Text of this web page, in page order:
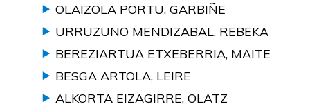
OLAIZOLA PORTU, GARBIÑE
URRUZUNO MENDIZABAL, REBEKA
BEREZIARTUA ETXEBERRIA, MAITE
BESGA ARTOLA, LEIRE
ALKORTA EIZAGIRRE, OLATZ